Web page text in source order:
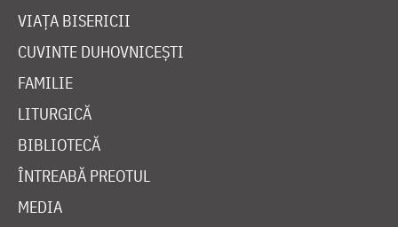
VIAȚA BISERICII
CUVINTE DUHOVNICEȘTI
FAMILIE
LITURGICĂ
BIBLIOTECĂ
ÎNTREABĂ PREOTUL
MEDIA